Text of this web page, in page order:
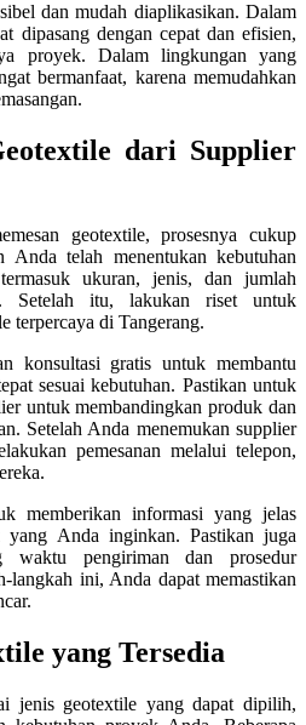
dan mudah diaplikasikan. Dalam
dipasang dengan cepat dan efisien,
proyek. Dalam lingkungan yang
bermanfaat, karena memudahkan
dari Supplier
geotextile, prosesnya cukup
Anda telah menentukan kebutuhan
ukuran, jenis, dan jumlah
Setelah itu, lakukan riset untuk
terpercaya di Tangerang.
konsultasi gratis untuk membantu
sesuai kebutuhan. Pastikan untuk
untuk membandingkan produk dan
Setelah Anda menemukan supplier
pemesanan melalui telepon,
memberikan informasi yang jelas
yang Anda inginkan. Pastikan juga
waktu pengiriman dan prosedur
langkah ini, Anda dapat memastikan
yang Tersedia
jenis geotextile yang dapat dipilih,